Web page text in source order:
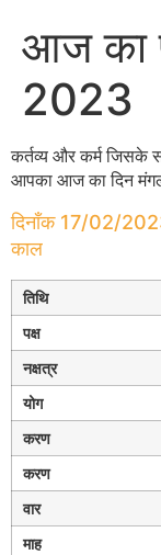
आज का
2023
कर्तव्य और कर्म जिसके
आपका आज का दिन
दिनाँक 17/02/
काल
तिथि
पक्ष
नक्षत्र
योग
करण
करण
वार
माह